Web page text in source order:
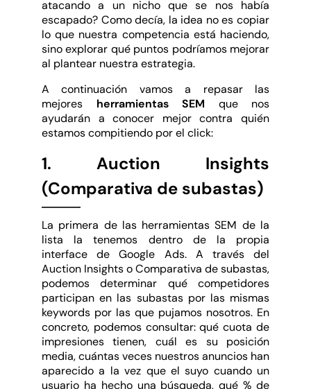
atacando a un nicho que se nos había
escapado? Como decía, la idea no es copiar
lo que nuestra competencia está haciendo,
sino explorar qué puntos podríamos mejorar
al plantear nuestra estrategia.
A continuación vamos a repasar las
mejores herramientas SEM que nos
ayudarán a conocer mejor contra quién
estamos compitiendo por el click:
1. Auction Insights
(Comparativa de subastas)
La primera de las herramientas SEM de la
lista la tenemos dentro de la propia
interface de Google Ads. A través del
Auction Insights o Comparativa de subastas,
podemos determinar qué competidores
participan en las subastas por las mismas
keywords por las que pujamos nosotros. En
concreto, podemos consultar: qué cuota de
impresiones tienen, cuál es su posición
media, cuántas veces nuestros anuncios han
aparecido a la vez que el suyo cuando un
usuario ha hecho una búsqueda, qué % de